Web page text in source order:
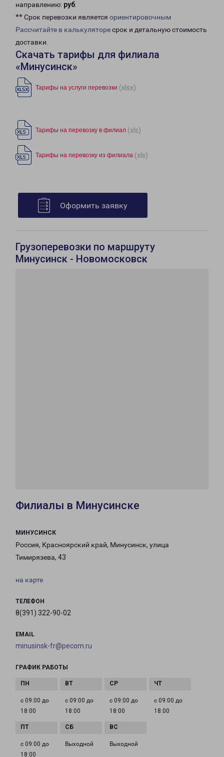
направлению: руб.
** Срок перевозки является ориентировочным
Рассчитайте в калькуляторесрок и детальную стоимость
доставки.
Скачать тарифы для филиала
«Минусинск»
Тарифы на услуги перевозки (xlsx)
Тарифы на перевозку в филиал (xls)
Тарифы на перевозку из филиала (xls)
Оформить заявку
Грузоперевозки по маршруту
Минусинск - Новомосковск
Филиалы в Минусинске
МИНУСИНСК
Россия, Красноярский край, Минусинск, улица
Тимирязева, 43
на карте
ТЕЛЕФОН
8(391) 322-90-02
EMAIL
minusinsk-fr@pecom.ru
ГРАФИК РАБОТЫ
с 09:00 до
18:00
с 09:00 до
18:00
с 09:00 до
18:00
с 09:00 до
18:00
с 09:00 до
18:00
Выходной Выходной